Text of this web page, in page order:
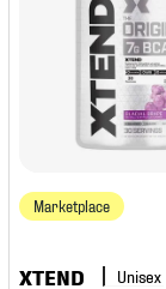
Marketplace
XTEND